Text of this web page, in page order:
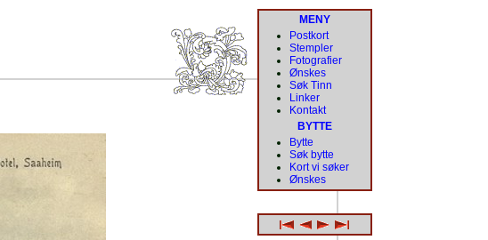
MENY
Postkort
Stempler
Fotografier
Ønskes
Søk Tinn
Linker
Kontakt
BYTTE
Bytte
Søk bytte
Kort vi søker
Ønskes